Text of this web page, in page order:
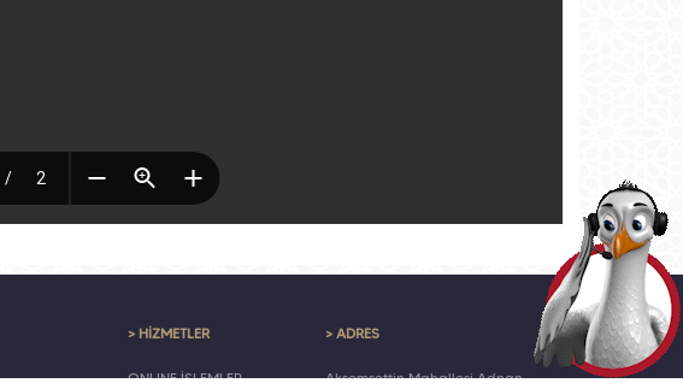
> HİZMETLER
ONLINE İŞLEMLER
> ADRES
Akşemsettin Mahallesi Adnan